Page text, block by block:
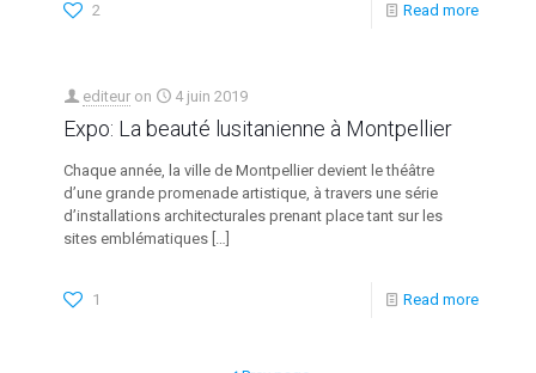
2 Read more
editeur on 4 juin 2019
Expo: La beauté lusitanienne à Montpellier
Chaque année, la ville de Montpellier devient le théâtre
d’une grande promenade artistique, à travers une série
d’installations architecturales prenant place tant sur les
sites emblématiques […]
1 Read more